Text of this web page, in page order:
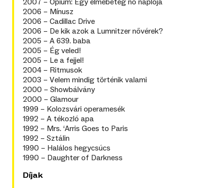
2006 – Mínusz
2006 – Cadillac Drive
2006 – De kik azok a Lumnitzer nővérek?
2005 – A 639. baba
2005 – Ég veled!
2005 – Le a fejjel!
2004 – Ritmusok
2003 – Velem mindig történik valami
2000 – Showbálvány
2000 – Glamour
1999 – Kolozsvári operamesék
1992 – A tékozló apa
1992 – Mrs. ‘Arris Goes to Paris
1992 – Sztálin
1990 – Halálos hegycsúcs
1990 – Daughter of Darkness
Díjak